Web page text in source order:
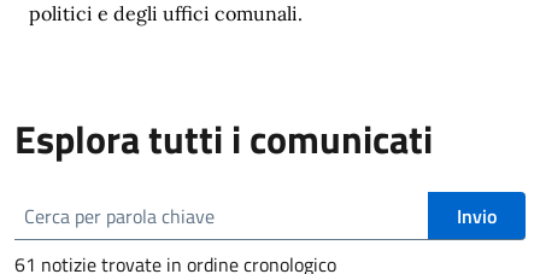
politici e degli uffici comunali.
Esplora tutti i comunicati
cerca
Invio
61 notizie trovate in ordine cronologico